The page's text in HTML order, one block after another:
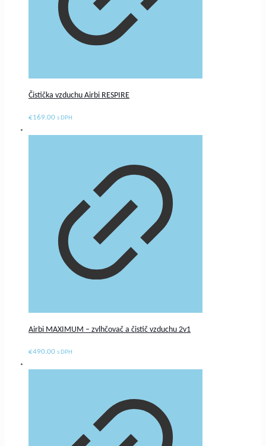
Čistička vzduchu Airbi RESPIRE
€169.00 s DPH
Airbi MAXIMUM – zvlhčovač a čistič vzduchu 2v1
€490.00 s DPH